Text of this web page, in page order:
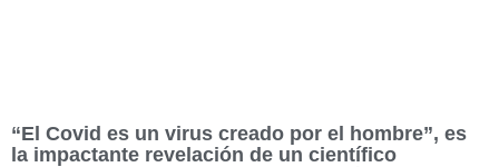
“El Covid es un virus creado por el hombre”, es
la impactante revelación de un científico